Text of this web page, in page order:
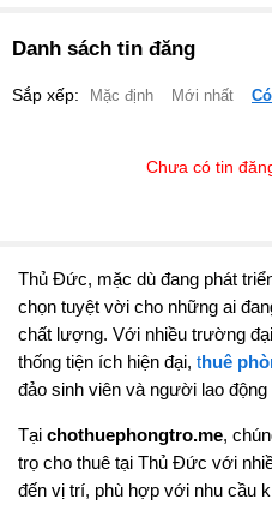
Danh sách tin đăng
Sắp xếp: Mặc định Mới nhất
Chưa có tin
Thủ Đức, mặc dù đang phát
chọn tuyệt vời cho những ai
chất lượng. Với nhiều trường
thống tiện ích hiện đại, thuê
đảo sinh viên và người lao động
Tại chothuephongtro.me,
trọ cho thuê tại Thủ Đức với
đến vị trí, phù hợp với nhu cầu